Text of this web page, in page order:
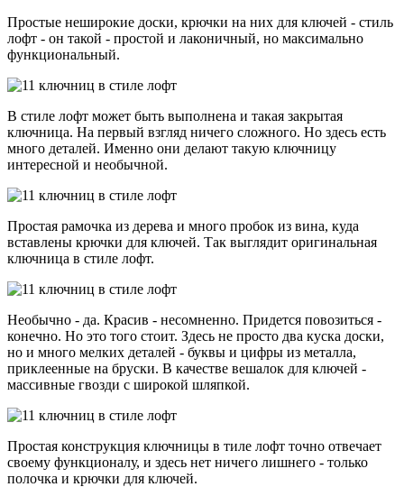
Простые неширокие доски, крючки на них для ключей - стиль
лофт - он такой - простой и лаконичный, но максимально
функциональный.
В стиле лофт может быть выполнена и такая закрытая
ключница. На первый взгляд ничего сложного. Но здесь есть
много деталей. Именно они делают такую ключницу
интересной и необычной.
Простая рамочка из дерева и много пробок из вина, куда
вставлены крючки для ключей. Так выглядит оригинальная
ключница в стиле лофт.
Необычно - да. Красив - несомненно. Придется повозиться -
конечно. Но это того стоит. Здесь не просто два куска доски,
но и много мелких деталей - буквы и цифры из металла,
приклеенные на бруски. В качестве вешалок для ключей -
массивные гвозди с широкой шляпкой.
Простая конструкция ключницы в тиле лофт точно отвечает
своему функционалу, и здесь нет ничего лишнего - только
полочка и крючки для ключей.